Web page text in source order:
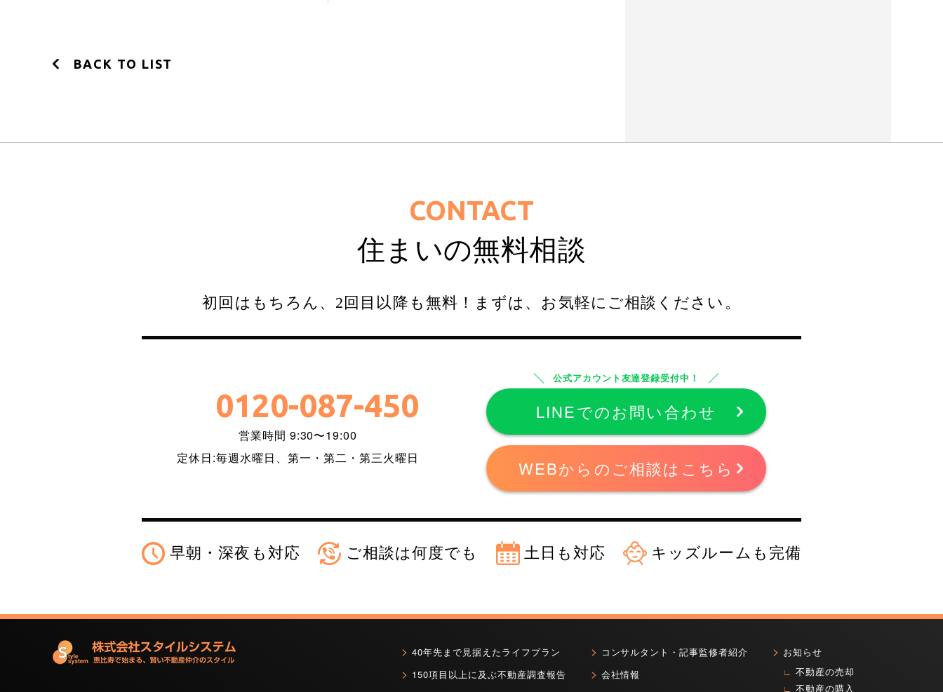
BACK TO LIST
CONTACT
住まいの無料相談
初回はもちろん、2回目以降も無料！ まずは、お気軽にご相談ください。
0120-087-450
営業時間 9:30〜19:00
定休日:毎週水曜日、第一・第二・第三火曜日
公式アカウント友達登録受付中！
LINEでのお問い合わせ
WEBからのご相談はこちら
早朝・深夜も対応 ご相談は何度でも 土日も対応 キッズルームも完備
40年先まで見据えたライフプラン
150項目以上に及ぶ不動産調査報告
コンサルタント・記事監修者紹介
会社情報
お知らせ
不動産の売却
不動産の購入